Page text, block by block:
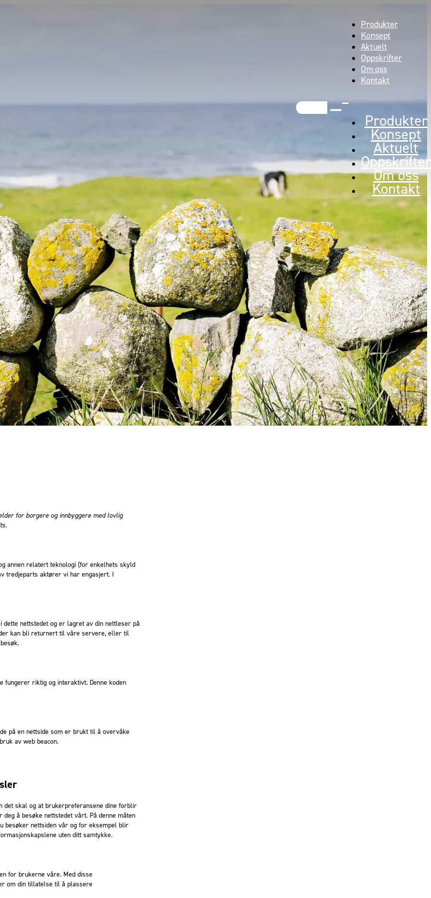
Søk
Produkter
Konsept
Aktuelt
Oppskrifter
Om oss
Kontakt
Produkter
Konsept
Aktuelt
Oppskrifter
Om oss
Kontakt
for borgere og innbyggere med lovlig
annen relatert teknologi (for enkelhets skyld
tredjeparts aktører vi har engasjert. I
nettstedet og er lagret av din nettleser på
kan bli returnert til våre servere, eller til
riktig og interaktivt. Denne koden
på en nettside som er brukt til å overvåke
av web beacon.
det skal og at brukerpreferansene dine forblir
å besøke nettstedet vårt. På denne måten
besøker nettsiden vår og for eksempel blir
uten ditt samtykke.
for brukerne våre. Med disse
om din tillatelse til å plassere